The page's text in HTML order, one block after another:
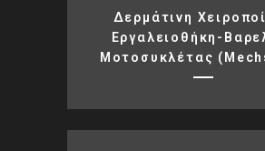
Δερμάτινη
Εργαλειοθήκη-
Μοτοσυκλέτας